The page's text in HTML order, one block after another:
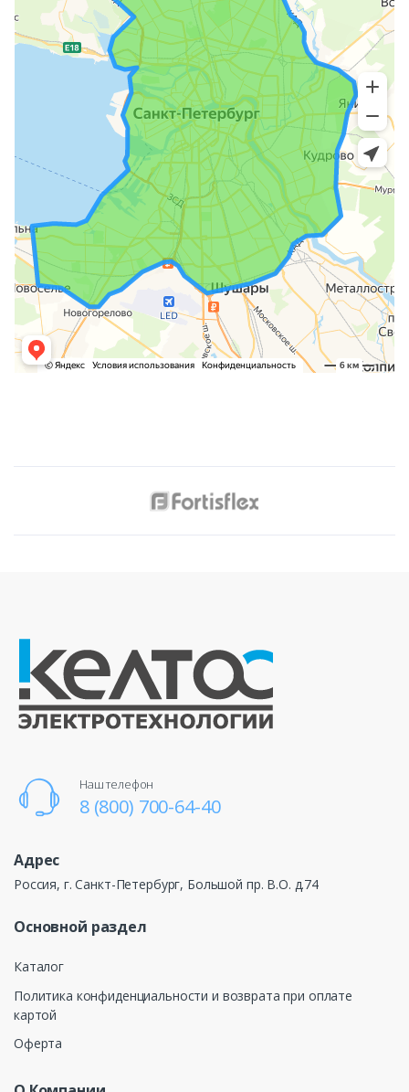
Наш телефон
8 (800) 700-64-40
Адрес
Россия, г. Санкт-Петербург, Большой пр. В.О. д.74
Основной раздел
Каталог
Политика конфиденциальности и возврата при оплате
картой
Оферта